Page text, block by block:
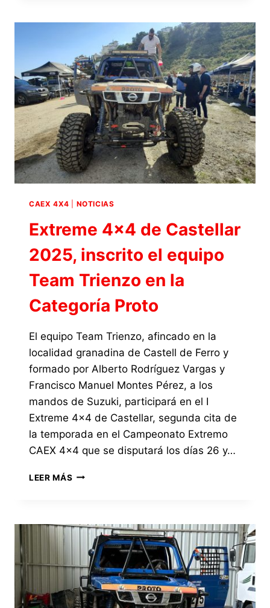
2025,
EQUIPO
TEAM
TRIENZO
EN
LA
CATEGORÍA
PROTO
CAEX 4X4 NOTICIAS
Extreme 4×4 de Castellar
2025, inscrito el equipo
Team Trienzo en la
Categoría Proto
El equipo Team Trienzo, afincado en la
localidad granadina de Castell de Ferro y
formado por Alberto Rodríguez Vargas y
Francisco Manuel Montes Pérez, a los
mandos de Suzuki, participará en el I
Extreme 4×4 de Castellar, segunda cita de
la temporada en el Campeonato Extremo
CAEX 4×4 que se disputará los días 26 y…
LEER MÁS EXTREME
2025,
INSCRITO
EQUIPO
TEAM
TRIENZO
EN